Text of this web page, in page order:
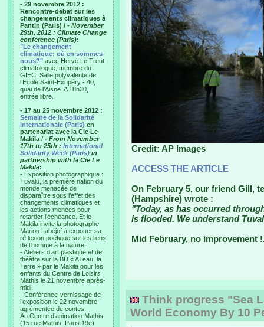
- 29 novembre 2012 :
Rencontre-débat sur les
changements climatiques à
Pantin (Paris) / - November
29th, 2012 : Climate Change
conference (Paris):
"Le changement
climatique: où en sommes-
nous?" avec Hervé Le Treut,
climatologue, membre du
GIEC. Salle polyvalente de
l’Ecole Saint-Exupéry - 40,
quai de l’Aisne. A 18h30,
entrée libre.
- 17 au 25 novembre 2012 :
Semaine de la Solidarité
Internationale (Paris) en
partenariat avec la Cie Le
Makila / - From November
17th to 25th : International
Solidarity Week (Paris) in
partnership with la Cie Le
Makila:
- Exposition photographique :
Tuvalu, la première nation du
monde menacée de
disparaître sous l’effet des
changements climatiques et
les actions menées pour
retarder l’échéance. Et le
Makila invite la photographe
Marion Labéjof à exposer sa
réflexion poétique sur les liens
de l’homme à la nature.
- Ateliers d’art plastique et de
théâtre sur la BD « A l’eau, la
Terre » par le Makila pour les
enfants du Centre de Loisirs
Mathis le 21 novembre après-
midi.
- Conférence-vernissage de
l’exposition le 22 novembre
agrémentée de contes.
Au Centre d’animation Mathis
(15 rue Mathis, Paris 19e)
Credit: AP Images
ACCESS THE ARTICLE
On February 5, our friend Gill,
(Hampshire) wrote :
"Today, as has occurred
is flooded. We understand
Mid February, no improvement
Think progress "Sea
World Economy By 10